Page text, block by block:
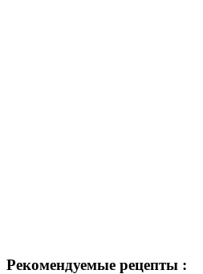
Рекомендуемые рецепты :